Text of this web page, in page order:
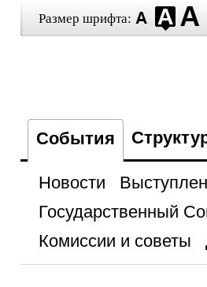
Размер шрифта:
События
Новости
Государственный
Комиссии и советы